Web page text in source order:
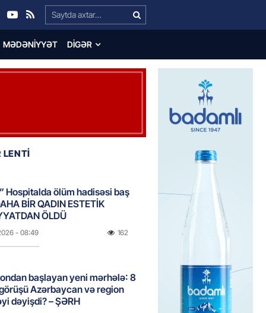
Search…
MƏDƏNIYYƏT DIGƏR
Hospitalda ölüm hadisəsi baş
BİR QADIN ESTETİK
ÖLDÜ
- 08:49 162
başlayan yeni mərhələ: 8
Azərbaycan və region
dəyişdi? – ŞƏRH